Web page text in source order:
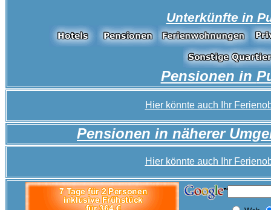
Unterkünfte in
Pensionen in
Hier könnte auch Ihr
Pensionen in näherer
Hier könnte auch Ihr